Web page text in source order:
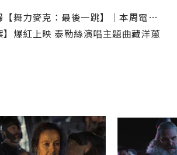
力麥克：最後一跳】｜本周電視首播推薦
】爆紅上映 泰勒絲演唱主題曲藏洋蔥